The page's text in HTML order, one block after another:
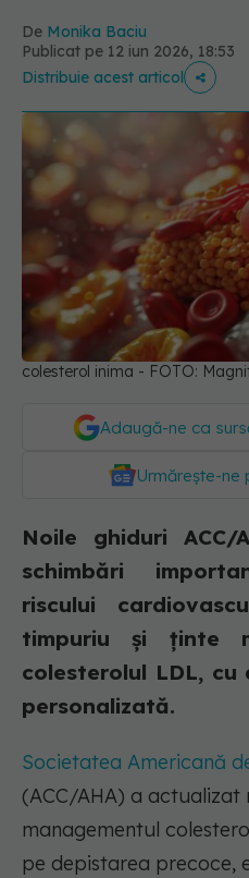
De Monika Baciu
Publicat pe 12 iun 2026, 18:53
Distribuie acest articol
colesterol inima - FOTO:
Adaugă-ne ca
Urmărește-
Noile ghiduri ACC/
schimbări
riscului
timpuriu și ținte
colesterolul LDL,
personalizată.
Societatea Americană
(ACC/AHA) a
managementul
pe depistarea precoce,